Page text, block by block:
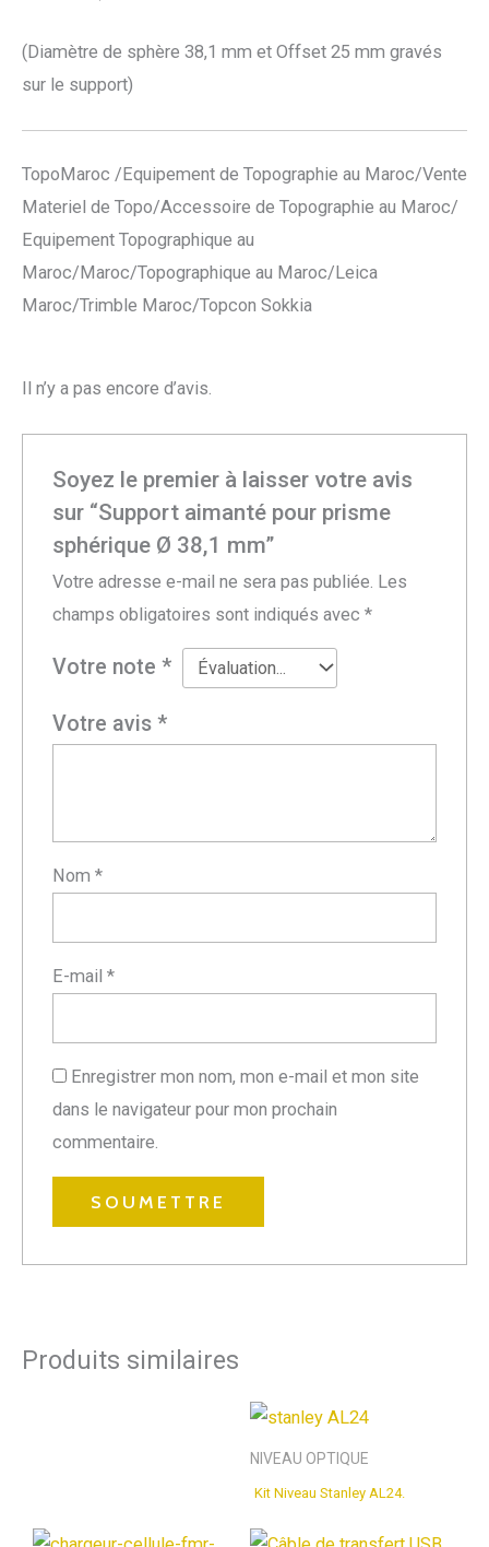
(Diamètre de sphère 38,1 mm et Offset 25 mm gravés
sur le support)
TopoMaroc /Equipement de Topographie au Maroc/Vente
Materiel de Topo/Accessoire de Topographie au Maroc/
Equipement Topographique au
Maroc/Maroc/Topographique au Maroc/Leica
Maroc/Trimble Maroc/Topcon Sokkia
Il n’y a pas encore d’avis.
Soyez le premier à laisser votre avis
sur “Support aimanté pour prisme
sphérique Ø 38,1 mm”
Votre adresse e-mail ne sera pas publiée. Les
champs obligatoires sont indiqués avec*
Votre note*
Votre avis*
Nom*
E-mail*
Enregistrer mon nom, mon e-mail et mon site
dans le navigateur pour mon prochain
commentaire.
Produits similaires
NIVEAU OPTIQUE
Kit Niveau Stanley AL24.